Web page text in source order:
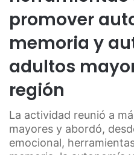
promover
memoria y
adultos
región
La actividad reunió a
mayores y abordó,
emocional,